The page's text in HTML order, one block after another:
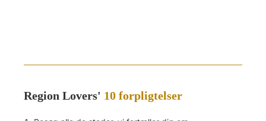
Region Lovers' 10 forpligtelser